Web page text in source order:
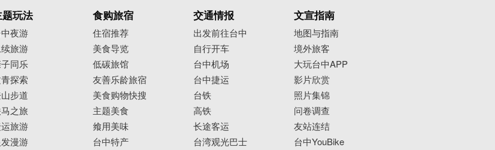
玩法
夜游
旅游
同乐
探索
步道
之旅
旅游
漫游
食购旅宿
住宿推荐
美食导览
低碳旅馆
友善乐龄旅宿
美食购物快搜
主题美食
飨用美味
台中特产
交通情报
出发前往台中
自行开车
台中机场
台中捷运
台铁
高铁
长途客运
台湾观光巴士
文宣指南
地图与指南
境外旅客
大玩台中APP
影片欣赏
照片集锦
问卷调查
友站连结
台中YouBike